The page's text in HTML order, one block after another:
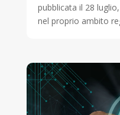
pubblicata il 28
nel proprio ambito